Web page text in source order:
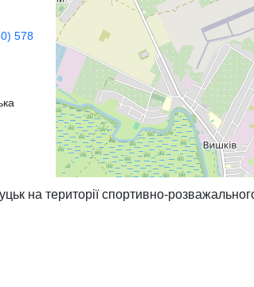
578
на території спортивно-